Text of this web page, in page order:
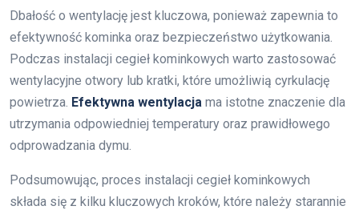
Dbałość o wentylację jest kluczowa, ponieważ zapewnia to
efektywność kominka oraz bezpieczeństwo użytkowania.
Podczas instalacji cegieł kominkowych warto zastosować
wentylacyjne otwory lub kratki, które umożliwią cyrkulację
powietrza. Efektywna wentylacja ma istotne znaczenie dla
utrzymania odpowiedniej temperatury oraz prawidłowego
odprowadzania dymu.
Podsumowując, proces instalacji cegieł kominkowych
składa się z kilku kluczowych kroków, które należy starannie